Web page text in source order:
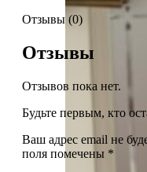
Отзывы (0)
Отзывы
Отзывов пока нет.
Будьте первым, кто
Ваш адрес email не
поля помечены *